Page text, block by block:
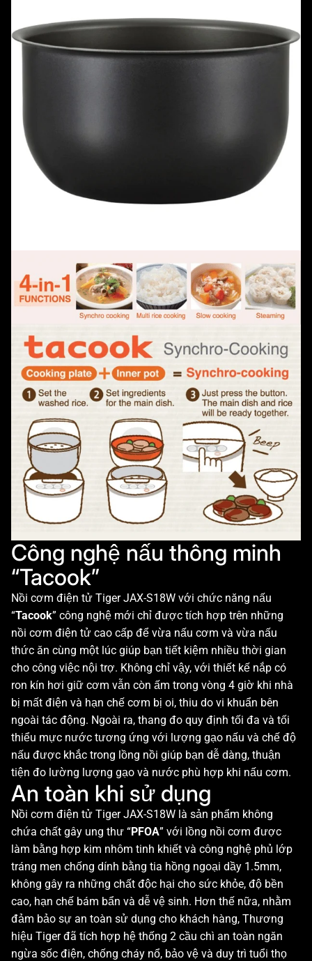
Công nghệ nấu thông minh
“Tacook”
Nồi cơm điện tử Tiger JAX-S18W với chức năng nấu
“Tacook” công nghệ mới chỉ được tích hợp trên những
nồi cơm điện tử cao cấp để vừa nấu cơm và vừa nấu
thức ăn cùng một lúc giúp bạn tiết kiệm nhiều thời gian
cho công việc nội trợ. Không chỉ vậy, với thiết kế nắp có
ron kín hơi giữ cơm vẫn còn ấm trong vòng 4 giờ khi nhà
bị mất điện và hạn chế cơm bị oi, thiu do vi khuẩn bên
ngoài tác động. Ngoài ra, thang đo quy định tối đa và tối
thiểu mực nước tương ứng với lượng gạo nấu và chế độ
nấu được khắc trong lồng nồi giúp bạn dễ dàng, thuận
tiện đo lường lượng gạo và nước phù hợp khi nấu cơm.
An toàn khi sử dụng
Nồi cơm điện tử Tiger JAX-S18W là sản phẩm không
chứa chất gây ung thư “PFOA” với lồng nồi cơm được
làm bằng hợp kim nhôm tinh khiết và công nghệ phủ lớp
tráng men chống dính bằng tia hồng ngoại dầy 1.5mm,
không gây ra những chất độc hại cho sức khỏe, độ bền
cao, hạn chế bám bẩn và dễ vệ sinh. Hơn thế nữa, nhằm
đảm bảo sự an toàn sử dụng cho khách hàng, Thương
hiệu Tiger đã tích hợp hệ thống 2 cầu chì an toàn ngăn
ngừa sốc điện, chống cháy nổ, bảo vệ và duy trì tuổi thọ